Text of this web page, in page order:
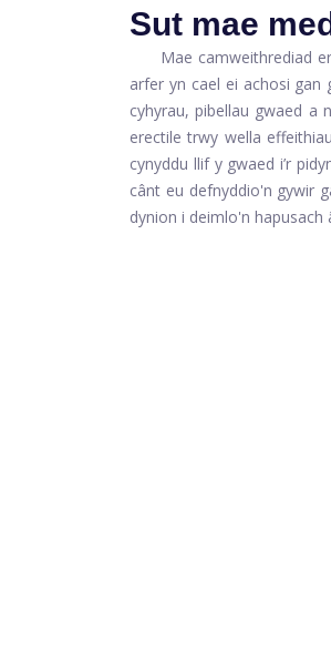
Sut mae
Mae camweithrediad
arfer yn cael ei achosi
cyhyrau, pibellau gwaed a
erectile trwy wella
cynyddu llif y gwaed i’r
cânt eu defnyddio'n gywir
dynion i deimlo'n hapusach